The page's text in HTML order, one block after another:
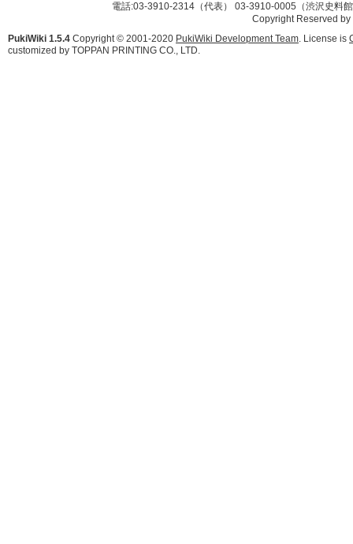
電話:03-3910-2314（代表） 03-3910-0005（渋沢史料
Copyright Reserved
PukiWiki 1.5.4 Copyright © 2001-2020 PukiWiki Development Team. License is
customized by TOPPAN PRINTING CO., LTD.